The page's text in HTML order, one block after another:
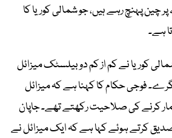
چین پہنچ رہے ہیں، جو شمالی کوریا کا
ہے۔
کوریا نے کم از کم دو بیلسٹک میزائل
فوجی حکام کا کہنا ہے کہ میزائل
تک مار کرنے کی صلاحیت رکھتے تھے۔ جاپان
کرتے ہوئے کہا ہے کہ ایک میزائل نے